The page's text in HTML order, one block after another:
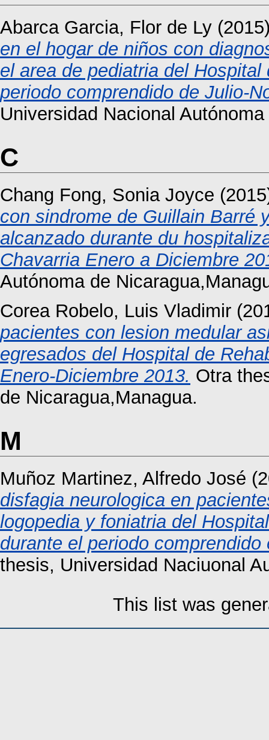
Abarca Garcia, Flor de Ly
en el hogar de niños con
el area de pediatria del
periodo comprendido de Julio-
Universidad Nacional
C
Chang Fong, Sonia Joyce
con sindrome de Guillain Barré
alcanzado durante du
Chavarria Enero a Diciembre
Autónoma de
Corea Robelo, Luis Vladimir
pacientes con lesion medular
egresados del Hospital de
Enero-Diciembre 2013. Otra
de Nicaragua,Managua.
M
Muñoz Martinez, Alfredo José
disfagia neurologica en
logopedia y foniatria del
durante el periodo
thesis, Universidad Naciuonal
This list was